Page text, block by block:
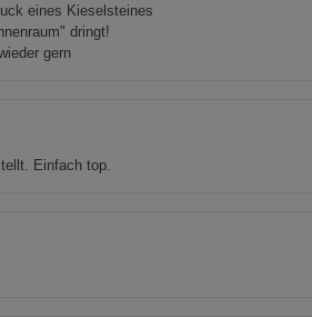
eines Kieselsteines
dringt!
gern
Einfach top.